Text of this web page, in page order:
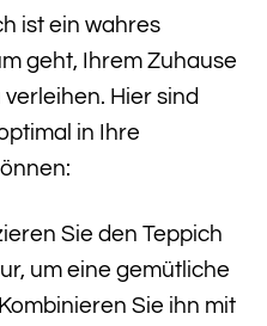
ist ein wahres
geht, Ihrem Zuhause
Hier sind
in Ihre
Sie den Teppich
um eine gemütliche
Sie ihn mit